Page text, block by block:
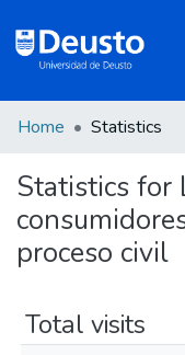
Communities
&
Collections
All of DSpace
Home Statistics
Statistics for
proceso civil
Total visits